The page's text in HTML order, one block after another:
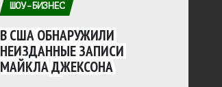
ШОУ-БИЗНЕС
В США ОБНАРУЖИЛИ
НЕИЗДАННЫЕ ЗАПИСИ
МАЙКЛА ДЖЕКСОНА